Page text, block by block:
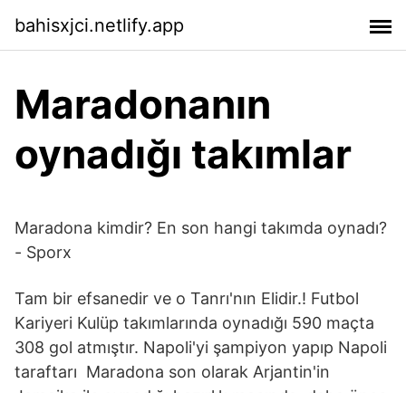
bahisxjci.netlify.app
Maradonanın
oynadığı takımlar
Maradona kimdir? En son hangi takımda oynadı?
- Sporx
Tam bir efsanedir ve o Tanrı'nın Elidir.! Futbol
Kariyeri Kulüp takımlarında oynadığı 590 maçta
308 gol atmıştır. Napoli'yi şampiyon yapıp Napoli
taraftarı Maradona son olarak Arjantin'in